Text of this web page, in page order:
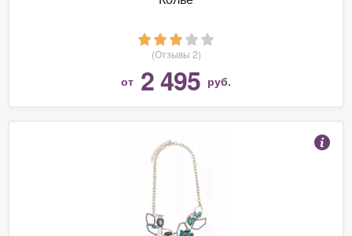
(Отзывы 2)
от 2 495 руб.